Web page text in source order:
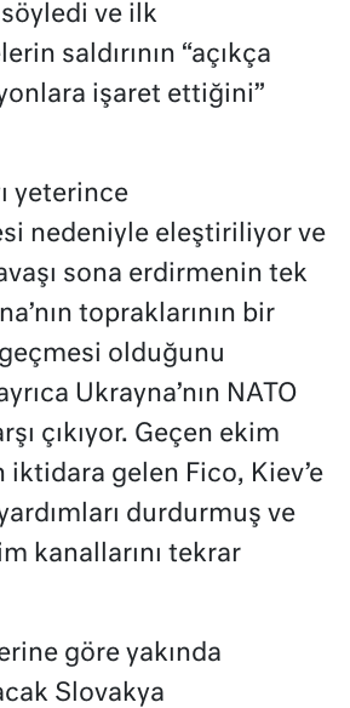
ve ilk
saldırının “açıkça
işaret ettiğini”
yeterince
nedeniyle eleştiriliyor ve
sona erdirmenin tek
topraklarının bir
olduğunu
Ukrayna’nın NATO
çıkıyor. Geçen ekim
iktidara gelen Fico, Kiev’e
durdurmuş ve
kanallarını tekrar
göre yakında
Slovakya